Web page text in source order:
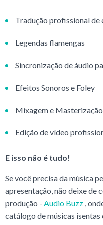
Tradução profissional de
Legendas flamengas
Sincronização de áudio
Efeitos Sonoros e Foley
Mixagem e Masterização
Edição de vídeo
E isso não é tudo!
Se você precisa da música
apresentação, não deixe de
produção - Audio Buzz,
catálogo de músicas